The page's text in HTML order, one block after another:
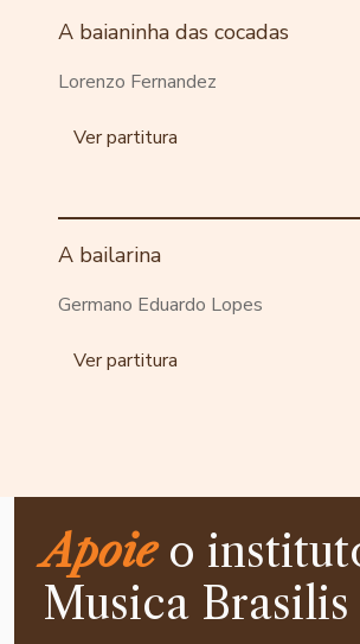
A baianinha das cocadas
Lorenzo Fernandez
Ver partitura
A bailarina
Germano Eduardo Lopes
Ver partitura
Apoieo
Musica Brasilis